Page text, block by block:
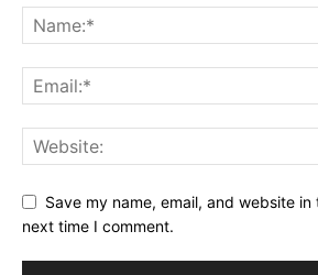
Save my name, email, and website
next time I comment.